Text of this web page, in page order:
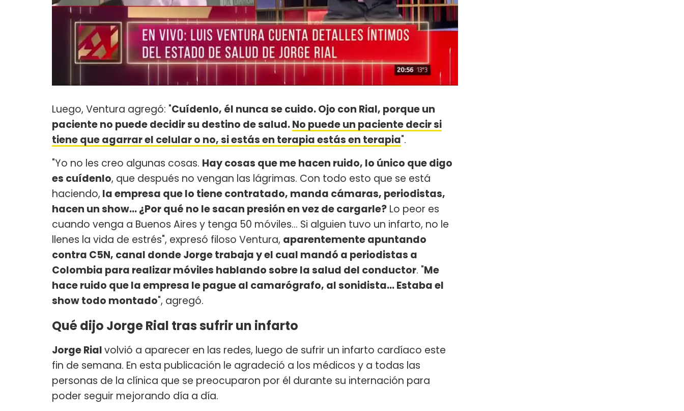
Luego, Ventura agregó: "Cuídenlo, él nunca se cuido. Ojo con Rial, porque un
paciente no puede decidir su destino de salud.No puede un paciente decir si
tiene que agarrar el celular o no, si estás en terapia estás en terapia".
"Yo no les creo algunas cosas. Hay cosas que me hacen ruido, lo único que digo
es cuídenlo, que después no vengan las lágrimas. Con todo esto que se está
haciendo, la empresa que lo tiene contratado, manda cámaras, periodistas,
hacen un show... ¿Por qué no le sacan presión en vez de cargarle? Lo peor es
cuando venga a Buenos Aires y tenga 50 móviles... Si alguien tuvo un infarto, no le
llenes la vida de estrés", expresó filoso Ventura, aparentemente apuntando
contra C5N, canal donde Jorge trabaja y el cual mandó a periodistas a
Colombia para realizar móviles hablando sobre la salud del conductor. "Me
hace ruido que la empresa le pague al camarógrafo, al sonidista... Estaba el
show todo montado", agregó.
Qué dijo Jorge Rial tras sufrir un infarto
Jorge Rialvolvió a aparecer en las redes, luego de sufrir un infarto cardíaco este
fin de semana. En esta publicación le agradeció a los médicos y a todas las
personas de la clínica que se preocuparon por él durante su internación para
poder seguir mejorando día a día.